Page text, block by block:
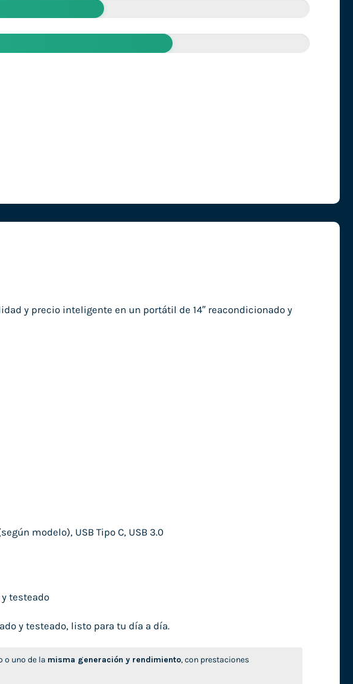
y precio inteligente en un portátil de 14″ reacondicionado y
modelo), USB Tipo C, USB 3.0
testeado
y testeado, listo para tu día a día.
o uno de la misma generación y rendimiento, con prestaciones